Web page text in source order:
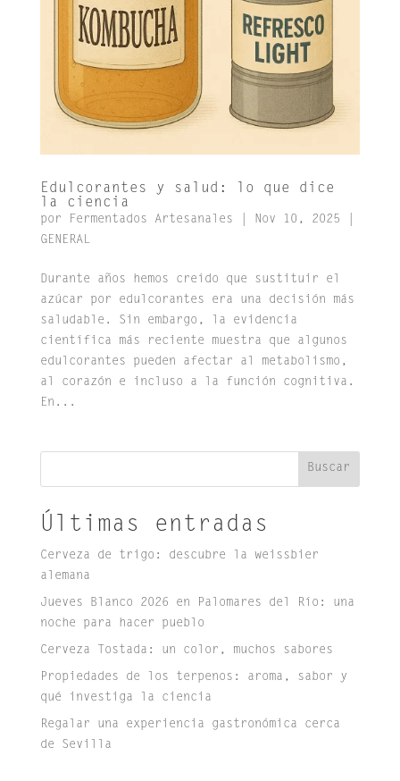
Edulcorantes y salud: lo que dice
la ciencia
por Fermentados Artesanales Nov 10, 2025
GENERAL
Durante años hemos creído que sustituir el
azúcar por edulcorantes era una decisión más
saludable. Sin embargo, la evidencia
científica más reciente muestra que algunos
edulcorantes pueden afectar al metabolismo,
al corazón e incluso a la función cognitiva.
En...
Buscar
Últimas entradas
Cerveza de trigo: descubre la weissbier
alemana
Jueves Blanco 2026 en Palomares del Río: una
noche para hacer pueblo
Cerveza Tostada: un color, muchos sabores
Propiedades de los terpenos: aroma, sabor y
qué investiga la ciencia
Regalar una experiencia gastronómica cerca
de Sevilla